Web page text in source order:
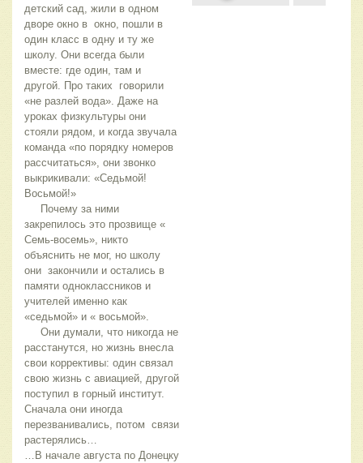
детский сад, жили в одном
дворе окно в окно, пошли в
один класс в одну и ту же
школу. Они всегда были
вместе: где один, там и
другой. Про таких говорили
«не разлей вода». Даже на
уроках физкультуры они
стояли рядом, и когда звучала
команда «по порядку номеров
рассчитаться», они звонко
выкрикивали: «Седьмой!
Восьмой!»
Почему за ними
закрепилось это прозвище «
Семь-восемь», никто
объяснить не мог, но школу
они закончили и остались в
памяти одноклассников и
учителей именно как
«седьмой» и « восьмой».
Они думали, что никогда не
расстанутся, но жизнь внесла
свои коррективы: один связал
свою жизнь с авиацией, другой
поступил в горный институт.
Сначала они иногда
перезванивались, потом связи
растерялись…
…В начале августа по Донецку